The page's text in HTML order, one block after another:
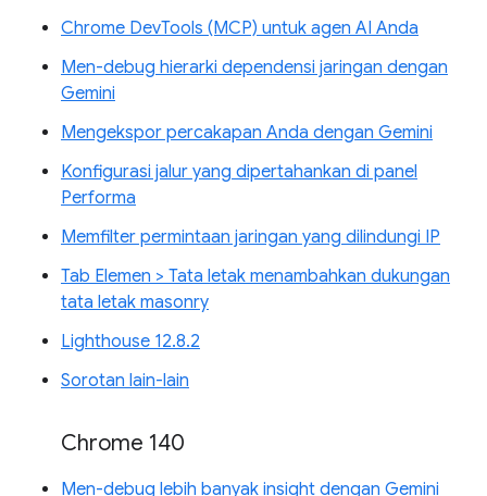
Chrome DevTools (MCP) untuk agen AI Anda
Men-debug hierarki dependensi jaringan dengan
Gemini
Mengekspor percakapan Anda dengan Gemini
Konfigurasi jalur yang dipertahankan di panel
Performa
Memfilter permintaan jaringan yang dilindungi IP
Tab Elemen > Tata letak menambahkan dukungan
tata letak masonry
Lighthouse 12.8.2
Sorotan lain-lain
Chrome 140
Men-debug lebih banyak insight dengan Gemini